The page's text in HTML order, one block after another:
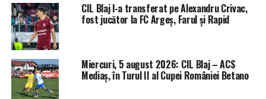
CIL Blaj l-a transferat pe Alexandru Crivac,
fost jucător la FC Argeș, Farul și Rapid
Miercuri, 5 august 2026: CIL Blaj – ACS
Mediaș, în Turul II al Cupei României Betano